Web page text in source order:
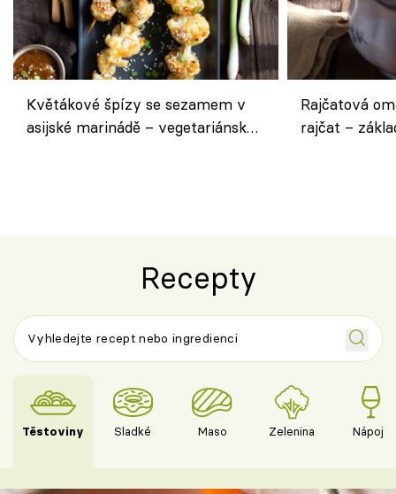
Květákové špízy se sezamem v
asijské marinádě – vegetariánská
Rajčatová
rajčat –
Recepty
Těstoviny Sladké Maso Zelenina Nápoje